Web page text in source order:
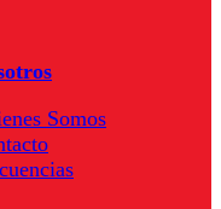
Somos